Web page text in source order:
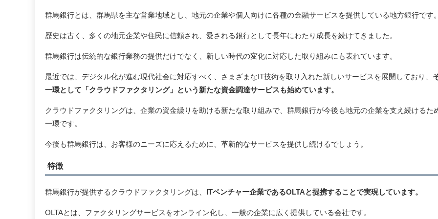
群馬銀行とは、群馬県を主な営業地域とし、地元の企業や個人向けに各種の金融サービスを提供している地方銀行です。
歴史は古く、多くの地元企業や住民に信頼され、愛される銀行として長年にわたり成長を続けてきました。
群馬銀行は伝統的な銀行業務の提供だけでなく、新しい時代の変化に対応した取り組みにも表れています。
最近では、デジタル化が進む現代社会に対応すべく、さまざまなIT技術を取り入れた新しいサービスを展開しており、
一環として「クラウドファクタリング」という新たな資金調達サービスも始めています。
クラウドファクタリングは、企業の資金繰りを助ける新たな取り組みで、群馬銀行が今後も地元の企業を支え続けるた
一環です。
今後も群馬銀行は、お客様のニーズに応えるために、革新的なサービスを提供し続けるでしょう。
特徴
群馬銀行が提供するクラウドファクタリングは、 ITベンチャー企業であるOLTAと提携することで実現しています。
OLTAとは、ファクタリングサービスをオンライン化し、一般の企業に広く提供している会社です。